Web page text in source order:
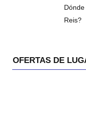
Reis?
OFERTAS DE